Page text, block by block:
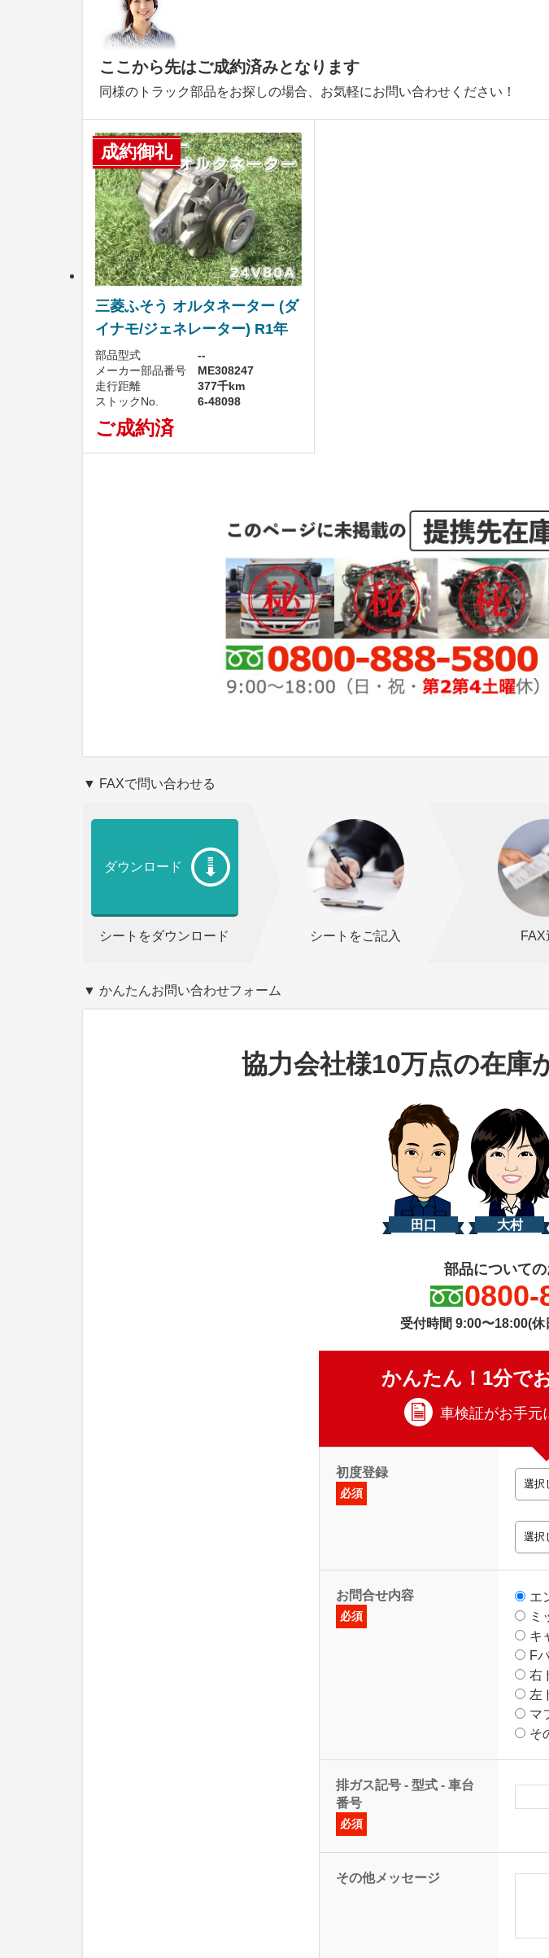
ここから先はご成約済みとなります
同様のトラック部品をお探しの場合、お気軽にお問い合わせください！
成約御礼
三菱ふそう オルタネーター (ダ
イナモ/ジェネレーター) R1年
部品型式
--
メーカー部品番号
ME308247
走行距離
377千km
ストックNo.
6-48098
ご成約済
▼ FAXで問い合わせる
ダウンロード
シートをダウンロード シートをご記入
▼ かんたんお問い合わせフォーム
協力会社様10万点の在庫
田口 大村
部品について
0800-
受付時間 9:00〜18:00(休
かんたん！1分で
車検証がお手元
初度登録
必須
お問合せ内容
必須
エ
ミ
キ
F
右
左
マ
そ
排ガス記号 - 型式 - 車台
番号
必須
その他メッセージ